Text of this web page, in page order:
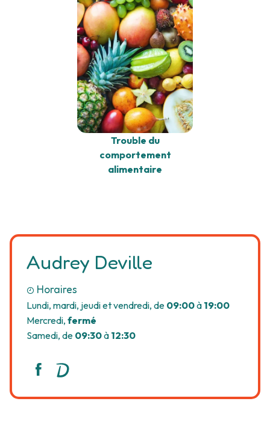
Trouble du
comportement
alimentaire
Audrey Deville
Horaires
Lundi, mardi, jeudi et vendredi, de 09:00à 19:00
Mercredi, fermé
Samedi, de 09:30à 12:30